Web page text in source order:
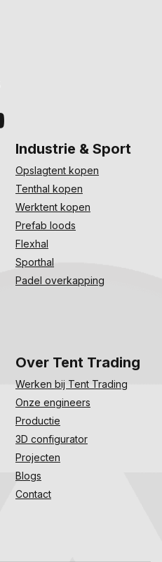
Industrie & Sport
Opslagtent kopen
Tenthal kopen
Werktent kopen
Prefab loods
Flexhal
Sporthal
Padel overkapping
Over Tent Trading
Werken bij Tent Trading
Onze engineers
Productie
3D configurator
Projecten
Blogs
Contact